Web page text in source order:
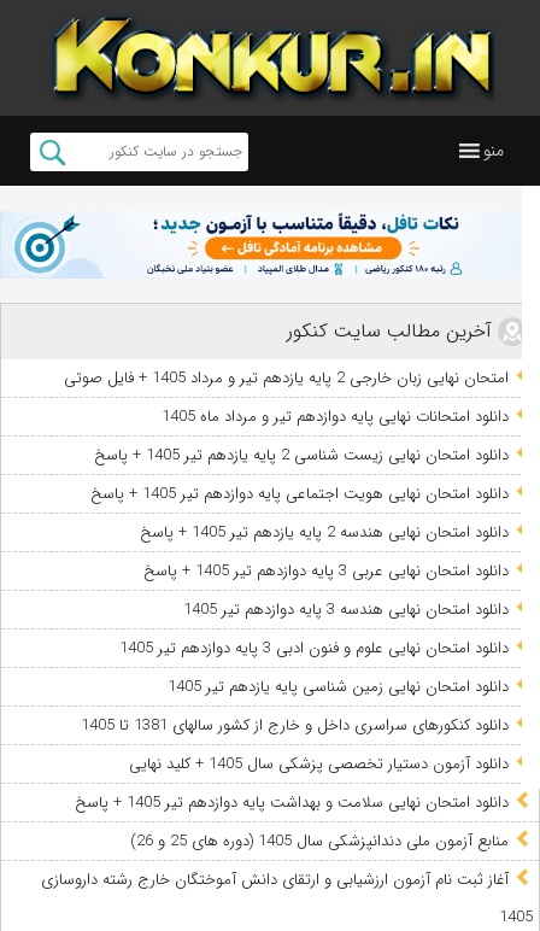
منو
آخرین مطالب سایت کنکور
امتحان نهایی زبان خارجی 2 پایه یازدهم تیر و مرداد 1405 + فایل صوتی
دانلود امتحانات نهایی پایه دوازدهم تیر و مرداد ماه 1405
دانلود امتحان نهایی زیست شناسی 2 پایه یازدهم تیر 1405 + پاسخ
دانلود امتحان نهایی هویت اجتماعی پایه دوازدهم تیر 1405 + پاسخ
دانلود امتحان نهایی هندسه 2 پایه یازدهم تیر 1405 + پاسخ
دانلود امتحان نهایی عربی 3 پایه دوازدهم تیر 1405 + پاسخ
دانلود امتحان نهایی هندسه 3 پایه دوازدهم تیر 1405
دانلود امتحان نهایی علوم و فنون ادبی 3 پایه دوازدهم تیر 1405
دانلود امتحان نهایی زمین شناسی پایه یازدهم تیر 1405
دانلود کنکورهای سراسری داخل و خارج از کشور سالهای 1381 تا 1405
دانلود آزمون دستیار تخصصی پزشکی سال 1405 + کلید نهایی
دانلود امتحان نهایی سلامت و بهداشت پایه دوازدهم تیر 1405 + پاسخ
ﻣﻨﺎﺑﻊ آزﻣﻮن ﻣﻠﯽ دندانپزشکی سال 1405 (دوره های 25 و 26)
آغاز ثبت نام آزمون‌ ارزشیابی و ارتقای دانش آموختگان خارج رشته داروسازی
1405